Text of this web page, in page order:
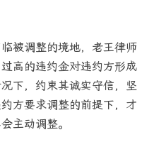
被调整的境地，老王律师
高的违约金对违约方形成
下，约束其诚实守信，坚
方要求调整的前提下，才
主动调整。